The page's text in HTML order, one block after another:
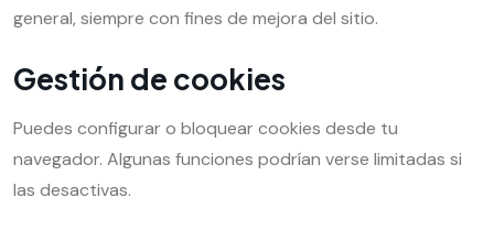
general, siempre con fines de mejora del sitio.
Gestión de cookies
Puedes configurar o bloquear cookies desde tu
navegador. Algunas funciones podrían verse limitadas si
las desactivas.